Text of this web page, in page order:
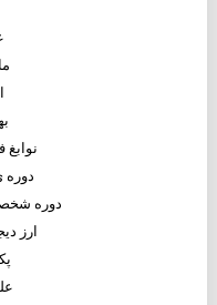
دوره
دوره
ارز